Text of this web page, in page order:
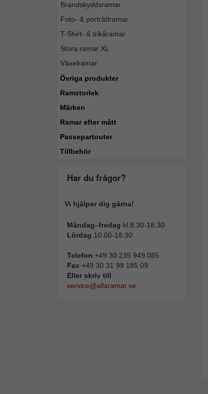
Brandskyddsramar
Foto- & porträttramar
T-Shirt- & trikåramar
Stora ramar XL
Växelramar
Övriga produkter
Ramstorlek
Märken
Ramar efter mått
Passepartouter
Tillbehör
Har du frågor?
Vi hjälper dig gärna!
Måndag–fredag kl 8.30-18.30
Lördag 10.00-18.30
Telefon +49 30 235 949 085
Fax +49 30 31 99 185 09
Eller skriv till
service@allaramar.se